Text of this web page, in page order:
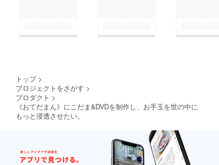
トップ >
プロジェクトをさがす >
プロダクト >
《おてだまん》にこだま&DVDを制作し、お手玉を世の中に
もっと浸透させたい。